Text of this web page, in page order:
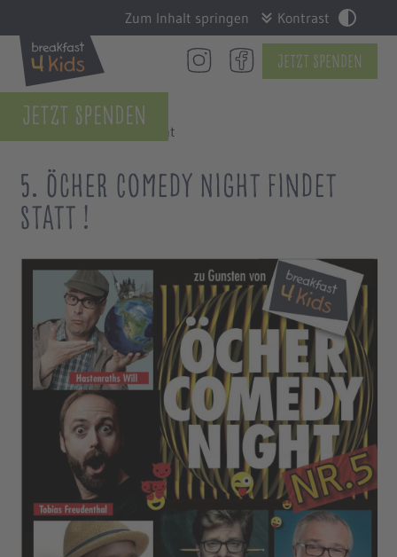
Zum Inhalt springen Kontrast
Jetzt Spenden
Jetzt Spenden
Zurück zur Übersicht
5. Öcher Comedy Night findet
statt !